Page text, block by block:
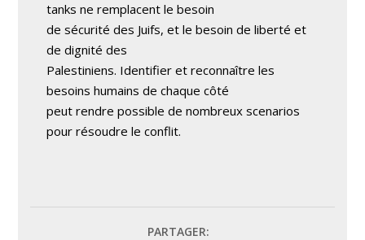
tanks ne remplacent le besoin
de sécurité des Juifs, et le besoin de liberté et
de dignité des
Palestiniens. Identifier et reconnaître les
besoins humains de chaque côté
peut rendre possible de nombreux scenarios
pour résoudre le conflit.
PARTAGER: